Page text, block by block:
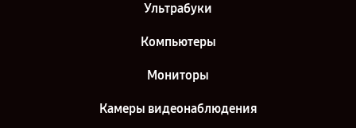
Ультрабуки
Компьютеры
Мониторы
Камеры видеонаблюдения